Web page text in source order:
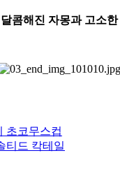
콤해진 자몽과 고소
초코무스컵
티드 칵테일